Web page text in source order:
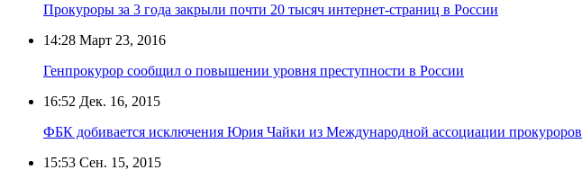
Прокуроры за 3 года закрыли почти 20 тысяч интернет-страниц в России
14:28 Март 23, 2016
Генпрокурор сообщил о повышении уровня преступности в России
16:52 Дек. 16, 2015
ФБК добивается исключения Юрия Чайки из Международной ассоциации прокуроров
15:53 Сен. 15, 2015